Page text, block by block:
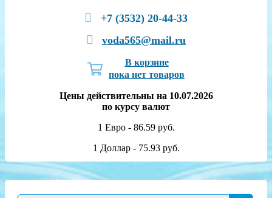
+7 (3532) 20-44-33
voda565@mail.ru
В корзине
пока нет товаров
Цены действительны на 10.07.2026
по курсу валют
1 Евро - 86.59 руб.
1 Доллар - 75.93 руб.